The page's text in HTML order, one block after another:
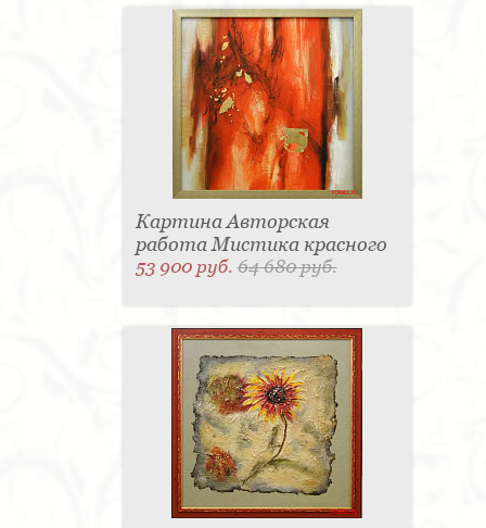
Картина Авторская
работа Мистика красного
53 900 руб.64 680 руб.